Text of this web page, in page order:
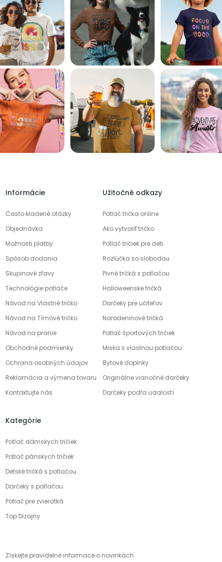
Informácie
Často kladené otázky
Objednávka
Možnosti platby
Spôsob dodania
Skupinové zľavy
Technológie potlače
Návod na Vlastné tričko
Návod na Tímové tričko
Návod na pranie
Obchodné podmienky
Ochrana osobných údajov
Reklamácia a výmena tovaru
Kontaktujte nás
Užitočné odkazy
Potlač trička online
Ako vytvoriť tričko
Potlač tričiek pre deti
Rozlúčka so slobodou
Pivné tričká s potlačou
Halloweenske tričká
Darčeky pre učiteľov
Narodeninové tričká
Potlač športových tričiek
Miska s vlastnou potlačou
Bytové doplnky
Originálne vianočné darčeky
Darčeky podľa udalostí
Kategórie
Potlač dámskych tričiek
Potlač pánskych tričiek
Detské tričká s potlačou
Darčeky s potlačou
Potlač pre zvieratká
Top Dizajny
Získejte pravidelné informace o novinkách